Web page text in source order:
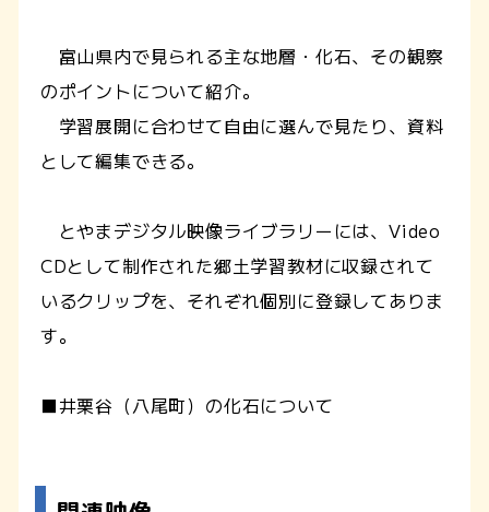
富山県内で見られる主な地層・化石、その観察
のポイントについて紹介。
学習展開に合わせて自由に選んで見たり、資料
として編集できる。
とやまデジタル映像ライブラリーには、Video
CDとして制作された郷土学習教材に収録されて
いるクリップを、それぞれ個別に登録してありま
す。
■井栗谷（八尾町）の化石について